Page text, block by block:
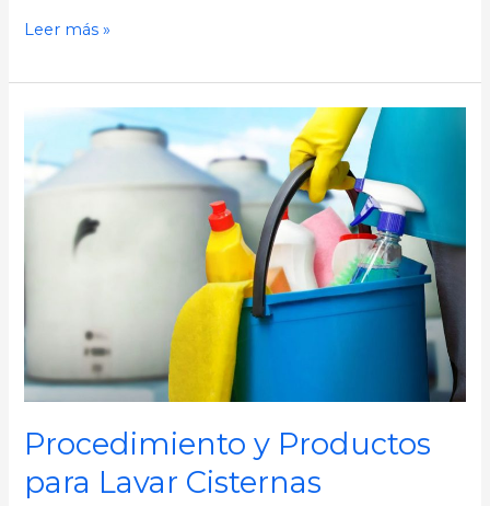
Leer más »
Procedimiento y Productos
para Lavar Cisternas
Procedimiento
Productos
Cisternas